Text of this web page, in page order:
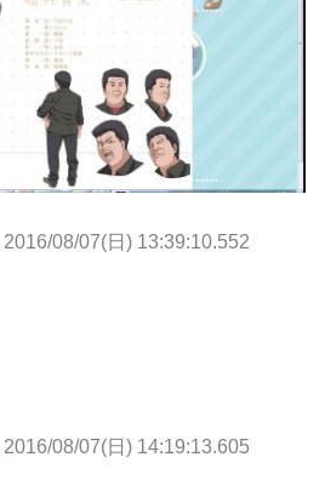
2016/08/07(日) 13:39:10.552
2016/08/07(日) 14:19:13.605